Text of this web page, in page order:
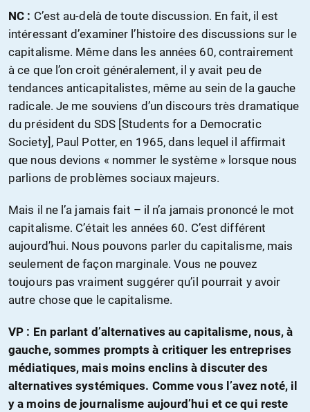
NC : C’est au-delà de toute discussion. En fait, il est
intéressant d’examiner l’histoire des discussions sur le
capitalisme. Même dans les années 60, contrairement
à ce que l’on croit généralement, il y avait peu de
tendances anticapitalistes, même au sein de la gauche
radicale. Je me souviens d’un discours très dramatique
du président du SDS [Students for a Democratic
Society], Paul Potter, en 1965, dans lequel il affirmait
que nous devions « nommer le système » lorsque nous
parlions de problèmes sociaux majeurs.
Mais il ne l’a jamais fait – il n’a jamais prononcé le mot
capitalisme. C’était les années 60. C’est différent
aujourd’hui. Nous pouvons parler du capitalisme, mais
seulement de façon marginale. Vous ne pouvez
toujours pas vraiment suggérer qu’il pourrait y avoir
autre chose que le capitalisme.
VP : En parlant d’alternatives au capitalisme, nous, à
gauche, sommes prompts à critiquer les entreprises
médiatiques, mais moins enclins à discuter des
alternatives systémiques. Comme vous l’avez noté, il
y a moins de journalisme aujourd’hui et ce qui reste